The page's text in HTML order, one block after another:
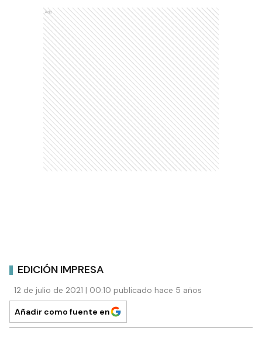
Ads
EDICIÓN IMPRESA
12 de julio de 2021 | 00:10 publicado hace 5 años
Añadir como fuente en